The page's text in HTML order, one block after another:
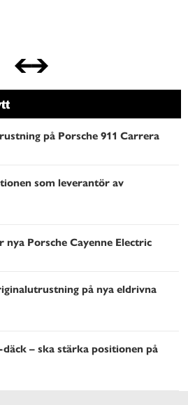
på Porsche 911 Carrera
som leverantör av
Porsche Cayenne Electric
på nya eldrivna
– ska stärka positionen på